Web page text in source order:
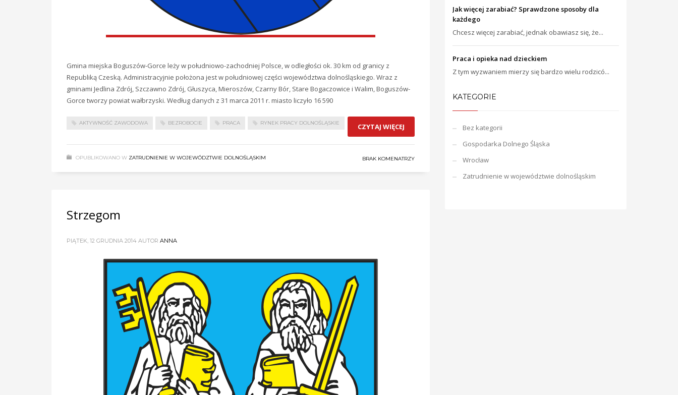
Gmina miejska Boguszów-Gorce leży w południowo-zachodniej Polsce, w odległości ok. 30 km od granicy z
Republiką Czeską. Administracyjnie położona jest w południowej części województwa dolnośląskiego. Wraz z
gminami Jedlina Zdrój, Szczawno Zdrój, Głuszyca, Mieroszów, Czarny Bór, Stare Bogaczowice i Walim, Boguszów-
Gorce tworzy powiat wałbrzyski. Według danych z 31 marca 2011 r. miasto liczyło 16 590
AKTYWNOŚĆ ZAWODOWA BEZROBOCIE PRACA RYNEK PRACY DOLNOŚLĄSKIE CZYTAJ WIĘCEJ
OPUBLIKOWANO W ZATRUDNIENIE W WOJEWÓDZTWIE DOLNOŚLĄSKIM BRAK KOMENATRZY
Strzegom
PIĄTEK, 12 GRUDNIA 2014 AUTOR ANNA
Jak więcej zarabiać? Sprawdzone sposoby dla
każdego
Chcesz więcej zarabiać, jednak obawiasz się, że...
Praca i opieka nad dzieckiem
Z tym wyzwaniem mierzy się bardzo wielu rodzicó...
KATEGORIE
Bez kategorii
Gospodarka Dolnego Śląska
Wrocław
Zatrudnienie w województwie dolnośląskim